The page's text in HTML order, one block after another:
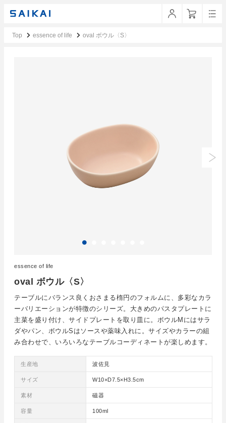
Top essence of life oval ボウル〈S〉
oval ボウル〈S〉
essence of life
テーブルにバランス良くおさまる楕円のフォルムに、多彩なカラ
ーバリエーションが特徴のシリーズ。大きめのパスタプレートに
主菜を盛り付け、サイドプレートを取り皿に。ボウルMにはサラ
ダやパン、ボウルSはソースや薬味入れに。サイズやカラーの組
み合わせで、いろいろなテーブルコーディネートが楽しめます。
生産地 波佐見
サイズ W10×D7.5×H3.5cm
素材 磁器
容量 100ml